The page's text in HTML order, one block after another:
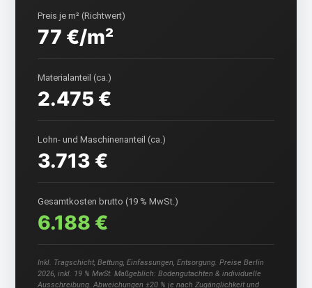
Preis je m² (Richtwert)
77 €/m²
Materialanteil (ca.)
2.475 €
Lohn- und Maschinenanteil (ca.)
3.713 €
Gesamtkosten brutto (19 % MwSt.)
6.188 €
Inkl. Tragschicht, Bettung, Einfassungen, Entsorgung. Preise Berlin
2026, inkl. 19 % MwSt. Maßgeblich: Bodengutachten & individuelle
Ausschreibung. Abweichungen ±20 % je nach Zugänglichkeit und